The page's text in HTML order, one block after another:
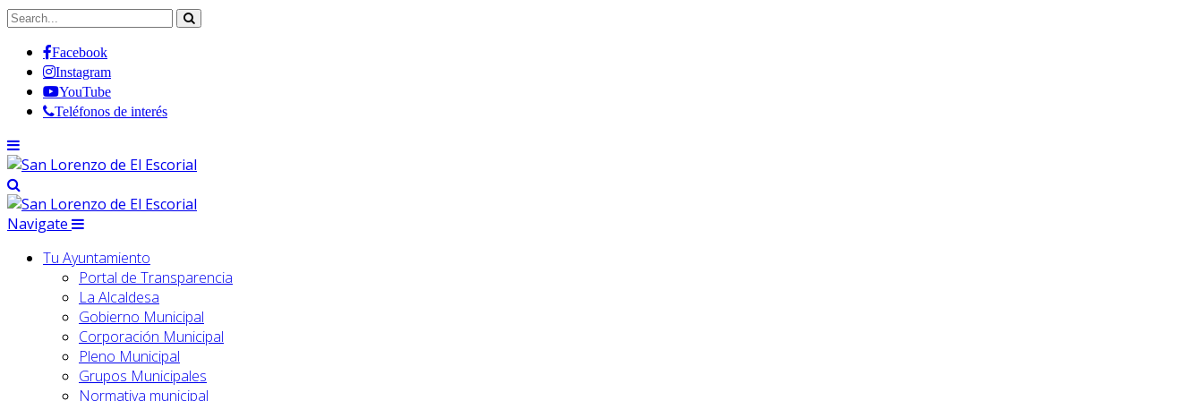
Facebook
Instagram
YouTube
Teléfonos de interés
Navigate
Tu Ayuntamiento
Portal de Transparencia
La Alcaldesa
Gobierno Municipal
Corporación Municipal
Pleno Municipal
Grupos Municipales
Normativa municipal